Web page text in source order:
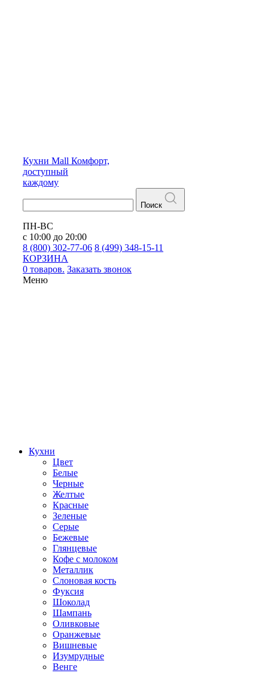
Кухни Mall Комфорт,
доступный
каждому
Поиск
ПН-ВС
с 10:00 до 20:00
8 (800) 302-77-06 8 (499) 348-15-11
КОРЗИНА
0 товаров. Заказать звонок
Меню
Кухни
Цвет
Белые
Черные
Желтые
Красные
Зеленые
Серые
Бежевые
Глянцевые
Кофе с молоком
Металлик
Слоновая кость
Фуксия
Шоколад
Шампань
Оливковые
Оранжевые
Вишневые
Изумрудные
Венге